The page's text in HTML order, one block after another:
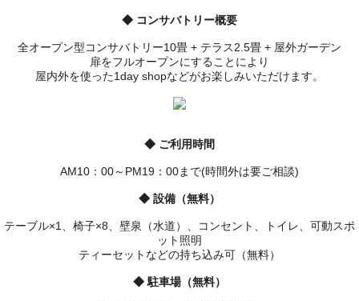
◆ コンサバトリー概要
全オープン型コンサバトリー10畳 + テラス2.5畳 + 屋外ガーデン
扉をフルオープンにすることにより
屋内外を使った1day shopなどがお楽しみいただけます。
◆ ご利用時間
AM10：00～PM19：00まで(時間外は要ご相談)
◆ 設備（無料）
テーブル×1、椅子×8、壁泉（水道）、コンセント、トイレ、可動スポ
ット照明
ティーセットなどの持ち込み可（無料）
◆ 駐車場（無料）